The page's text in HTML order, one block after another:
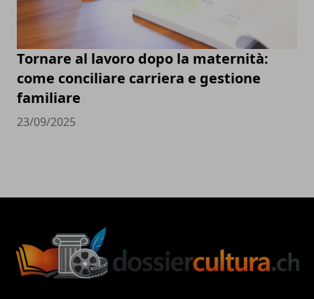
Tornare al lavoro dopo la maternità:
come conciliare carriera e gestione
familiare
23/09/2025